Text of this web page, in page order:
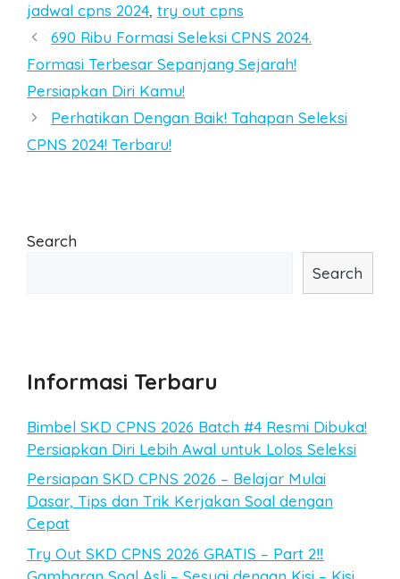
jadwal cpns 2024, try out cpns
Post
navigation
690 Ribu Formasi Seleksi CPNS 2024.
Formasi Terbesar Sepanjang Sejarah!
Persiapkan Diri Kamu!
Perhatikan Dengan Baik! Tahapan Seleksi
CPNS 2024! Terbaru!
Search
Search
Informasi Terbaru
Bimbel SKD CPNS 2026 Batch #4 Resmi Dibuka!
Persiapkan Diri Lebih Awal untuk Lolos Seleksi
Persiapan SKD CPNS 2026 – Belajar Mulai
Dasar, Tips dan Trik Kerjakan Soal dengan
Cepat
Try Out SKD CPNS 2026 GRATIS – Part 2‼️